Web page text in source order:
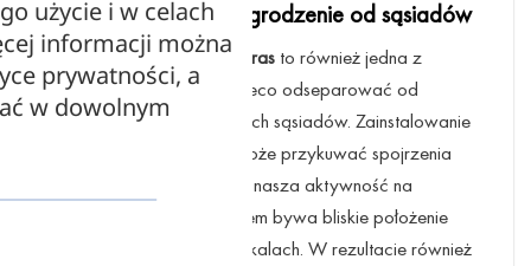
Zyskaj intymność i odgrodzenie od sąsiadów
Zasadniczogirlanda na tarasto również jedna z
propozycji, które mogą nieco odseparować od
natrętnego wzoru niektórych sąsiadów. Zainstalowanie
ozdobnego oświetlenia może przykuwać spojrzenia
postronnych osób, nie zaś nasza aktywność na
balkonie. Jednak problemem bywa bliskie położenie
pomieszczeń w danych lokalach. W rezultacie również
użycie i w celach
informacji można
prywatności, a
w dowolnym